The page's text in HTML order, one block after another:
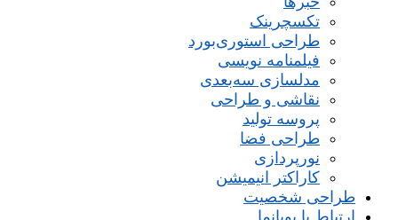
تکسچرینک
طراحی استوری‌بورد
فیلمنامه نویسی
مدلسازی سه‌بعدی
نقاشی و طراحی
پروسه تولید
طراحی فضا
نورپردازی
کاراکتر انیمیشن
طراحی شخصیت